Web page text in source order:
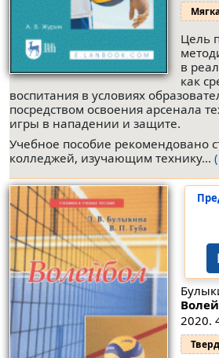
Цель
в
как
воспитания в условиях
посредством освоения арсенала
игры в нападении и защите.
Учебное пособие рекомендовано
колледжей, изучающим технику...
2020.